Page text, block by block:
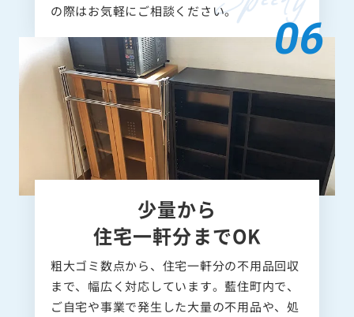
の際はお気軽にご相談ください。
少量から
住宅一軒分までOK
粗大ゴミ数点から、住宅一軒分の不用品回収
まで、幅広く対応しています。藍住町内で、
ご自宅や事業で発生した大量の不用品や、処